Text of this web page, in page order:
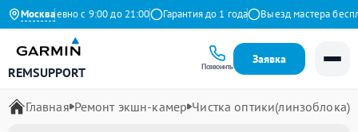
Москва
Ежедневно с 9:00 до 21:00 Гарантия до 1 года Выезд мастера
REMSUPPORT Позвонить
Заявка
Главная Ремонт экшн-камер Чистка оптики(линзоблока)